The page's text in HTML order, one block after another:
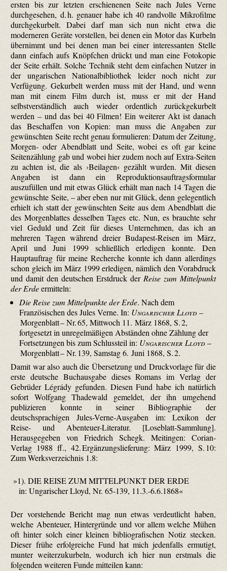
ersten bis zur letzten erschienenen Seite nach Jules Verne
durchgesehen, d. h. genauer habe ich 40 randvolle Mikrofilme
durch­gekurbelt. Dabei darf man sich nun nicht etwa die
moderneren Geräte vorstellen, bei denen ein Motor das Kurbeln
übernimmt und bei denen man bei einer interessanten Stelle
dann einfach aufs Knöpfchen drückt und man eine Fotokopie
der Seite erhält. Solche Technik steht dem einfachen Nutzer in
der ungarischen Nationalbibliothek leider noch nicht zur
Verfügung. Gekurbelt werden muss mit der Hand, und wenn
man mit einem Film durch ist, muss er mit der Hand
selbstverständlich auch wieder ordentlich zurück­gekurbelt
werden – und das bei 40 Filmen! Ein weiterer Akt ist danach
das Beschaffen von Kopien: man muss die Angaben zur
gewünschten Seite recht genau formulieren: Datum der Zeitung,
Morgen- oder Abendblatt und Seite, wobei es oft gar keine
Seitenzählung gab und wobei hier zudem noch auf Extra-Seiten
zu achten ist, die als ›Beilagen‹ gezählt wurden. Mit diesen
Angaben ist dann ein Repro­duktions­auftrags­formular
auszufüllen und mit etwas Glück erhält man nach 14 Tagen die
gewünschte Seite, – aber eben nur mit Glück, denn gelegentlich
erhielt ich statt der gewünschten Seite aus dem Abendblatt die
des Morgenblattes desselben Tages etc. Nun, es brauchte sehr
viel Geduld und Zeit für dieses Unternehmen, das ich an
mehreren Tagen während dreier Budapest-Reisen im März,
April und Juni 1999 schließlich erledigen konnte. Den
Hauptauftrag für meine Recherche konnte ich dann allerdings
schon gleich im März 1999 erledigen, nämlich den Vorabdruck
und damit den deutschen Erstdruck der Reise zum Mittelpunkt
der Erdeermitteln:
Die Reise zum Mittelpunkte der Erde. Nach dem
Französischen des Jules Verne. In: Ungarischer Lloyd–
Morgenblatt – Nr. 65, Mittwoch 11. März 1868, S. 2,
fortgesetzt in unregelmäßigen Abständen ohne Zählung der
Fortsetzungen bis zum Schlussteil in: Ungarischer Lloyd–
Morgenblatt – Nr. 139, Samstag 6. Juni 1868, S. 2.
Damit war also auch die Übersetzung und Druckvorlage für die
erste deutsche Buchausgabe dieses Romans im Verlag der
Gebrüder Légrády gefunden. Diesen Fund habe ich natürlich
sofort Wolfgang Thadewald gemeldet, der ihn umgehend
publizieren konnte in seiner Bibliographie der
deutschsprachigen Jules-Verne-Ausgaben im: Lexikon der
Reise- und Abenteuer-Literatur. [Loseblatt-Sammlung].
Herausgegeben von Friedrich Schegk. Meitingen: Corian-
Verlag 1988 ff., 42. Ergänzungslieferung: März 1999, S. 10:
Zum Werksverzeichnis 1.8:
»1). DIE REISE ZUM MITTELPUNKT DER ERDE
in: Ungarischer Lloyd, Nr. 65-139, 11.3.-6.6.1868«
Der vorstehende Bericht mag nun etwas verdeutlicht haben,
welche Abenteuer, Hintergründe und vor allem welche Mühen
oft hinter solch einer kleinen bibliografischen Notiz stecken.
Dieser frühe erfolgreiche Fund hat mich jedenfalls ermutigt,
munter weiter­zukurbeln, wodurch ich hier nun erstmals die
folgenden weiteren Funde mitteilen kann: